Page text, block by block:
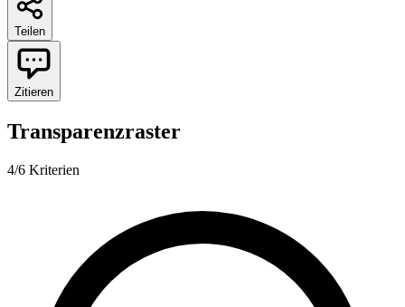
Teilen
Zitieren
Transparenzraster
4/6 Kriterien